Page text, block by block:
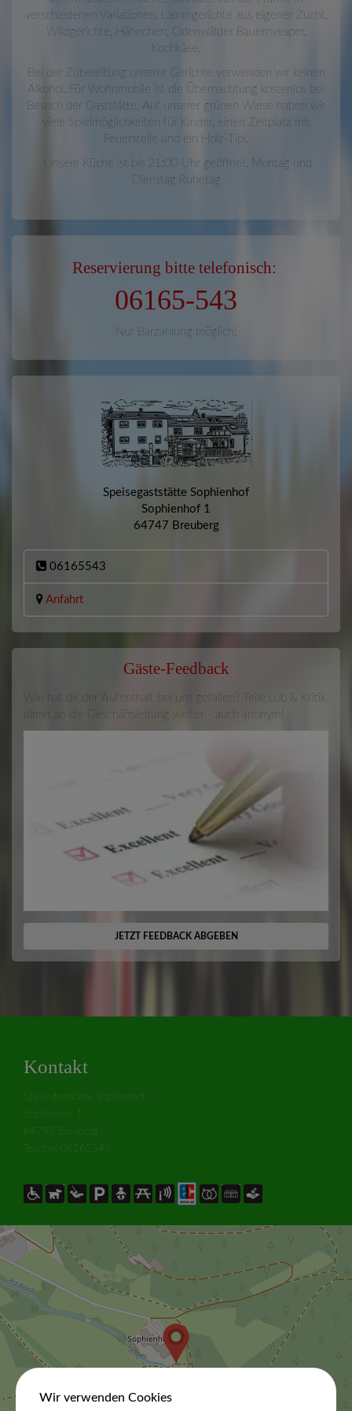
verschiedenen Variationen, Lammgerichte aus eigener Zucht,
Wildgerichte, Hähnchen, Odenwälder Bauernvesper,
Kochkäse.
Bei der Zubereitung unserer Gerichte verwenden wir keinen
Alkohol. Für Wohnmobile ist die Übernachtung kostenlos bei
Besuch der Gaststätte. Auf unserer grünen Wiese haben wir
viele Spielmöglichkeiten für Kinder, einen Zeltplatz mit
Feuerstelle und ein Holz-Tipi.
Unsere Küche ist bis 21:00 Uhr geöffnet. Montag und
Dienstag Ruhetag
Reservierung bitte telefonisch:
06165-543
Nur Barzahlung möglich!
Speisegaststätte Sophienhof
Sophienhof 1
64747 Breuberg
06165543
Anfahrt
Gäste-Feedback
Wie hat dir der Aufenthalt bei uns gefallen? Teile Lob & Kritik
direkt an die Geschäftsleitung weiter - auch anonym!
JETZT FEEDBACK ABGEBEN
Kontakt
Speisegaststätte Sophienhof
Sophienhof 1
64747 Breuberg
Telefon: 06165543
Wir verwenden Cookies